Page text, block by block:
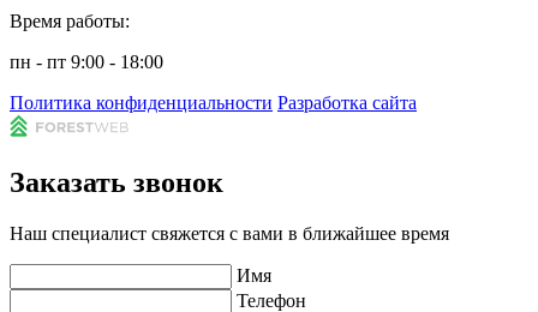
Время работы:
пн - пт 9:00 - 18:00
Политика конфиденциальности Разработка сайта
Заказать звонок
Наш специалист свяжется с вами в ближайшее время
Имя
Телефон